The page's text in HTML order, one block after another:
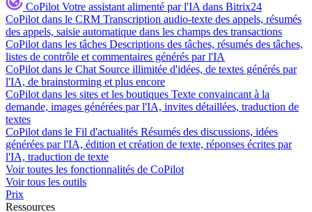
CoPilot Votre assistant alimenté par l'IA dans Bitrix24
CoPilot dans le CRM Transcription audio-texte des appels, résumés
des appels, saisie automatique dans les champs des transactions
CoPilot dans les tâches Descriptions des tâches, résumés des tâches,
listes de contrôle et commentaires générés par l'IA
CoPilot dans le Chat Source illimitée d'idées, de textes générés par
l'IA, de brainstorming et plus encore
CoPilot dans les sites et les boutiques Texte convaincant à la
demande, images générées par l'IA, invites détaillées, traduction de
textes
CoPilot dans le Fil d'actualités Résumés des discussions, idées
générées par l'IA, édition et création de texte, réponses écrites par
l'IA, traduction de texte
Voir toutes les fonctionnalités de CoPilot
Voir tous les outils
Prix
Ressources